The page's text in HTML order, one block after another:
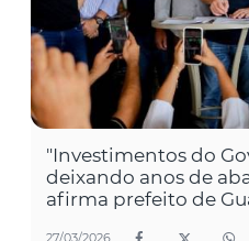
"Investimentos do
deixando anos de
afirma prefeito de